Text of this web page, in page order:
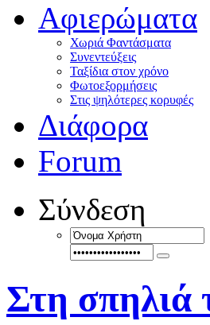
Αφιερώματα
Χωριά Φαντάσματα
Συνεντεύξεις
Ταξίδια στον χρόνο
Φωτοεξορμήσεις
Στις ψηλότερες κορυφές
Διάφορα
Forum
Σύνδεση
Στη σπηλιά